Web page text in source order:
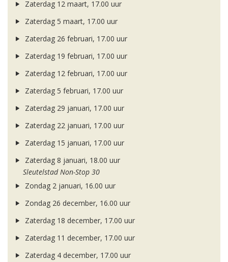
Zaterdag 12 maart, 17.00 uur
Zaterdag 5 maart, 17.00 uur
Zaterdag 26 februari, 17.00 uur
Zaterdag 19 februari, 17.00 uur
Zaterdag 12 februari, 17.00 uur
Zaterdag 5 februari, 17.00 uur
Zaterdag 29 januari, 17.00 uur
Zaterdag 22 januari, 17.00 uur
Zaterdag 15 januari, 17.00 uur
Zaterdag 8 januari, 18.00 uur
Sleutelstad Non-Stop 30
Zondag 2 januari, 16.00 uur
Zondag 26 december, 16.00 uur
Zaterdag 18 december, 17.00 uur
Zaterdag 11 december, 17.00 uur
Zaterdag 4 december, 17.00 uur